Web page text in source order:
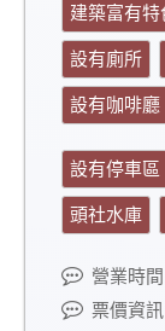
建築富有特
設有廁所
設有咖啡廳
設有停車區
頭社水庫
營業時
票價資